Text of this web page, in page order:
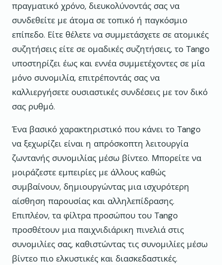
πραγματικό χρόνο, διευκολύνοντάς σας να
συνδεθείτε με άτομα σε τοπικό ή παγκόσμιο
επίπεδο. Είτε θέλετε να συμμετάσχετε σε ατομικές
συζητήσεις είτε σε ομαδικές συζητήσεις, το Tango
υποστηρίζει έως και εννέα συμμετέχοντες σε μία
μόνο συνομιλία, επιτρέποντάς σας να
καλλιεργήσετε ουσιαστικές συνδέσεις με τον δικό
σας ρυθμό.
Ένα βασικό χαρακτηριστικό που κάνει το Tango
να ξεχωρίζει είναι η απρόσκοπτη λειτουργία
ζωντανής συνομιλίας μέσω βίντεο. Μπορείτε να
μοιράζεστε εμπειρίες με άλλους καθώς
συμβαίνουν, δημιουργώντας μια ισχυρότερη
αίσθηση παρουσίας και αλληλεπίδρασης.
Επιπλέον, τα φίλτρα προσώπου του Tango
προσθέτουν μια παιχνιδιάρικη πινελιά στις
συνομιλίες σας, καθιστώντας τις συνομιλίες μέσω
βίντεο πιο ελκυστικές και διασκεδαστικές.